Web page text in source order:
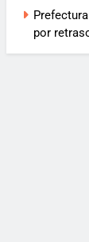
por